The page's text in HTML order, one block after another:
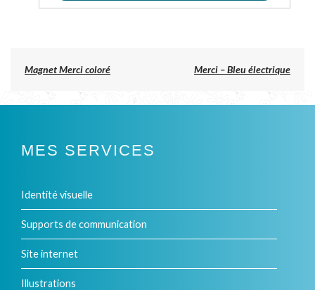
Ce
a
plusieurs
Les
peuvent
être
choisies
sur
NAVIGATION
L’ARTICLE
Previous
Magnet Merci coloré Merci – Bleu électrique
MES SERVICES
Identité visuelle
Supports de communication
Site internet
Illustrations